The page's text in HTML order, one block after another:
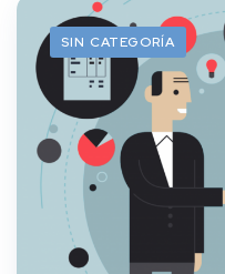
SIN CATEGORÍA